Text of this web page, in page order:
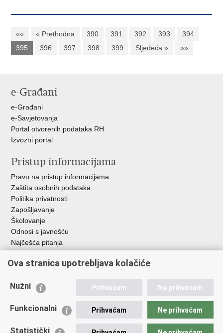
«« « Prethodna 390 391 392 393
394
395
396 397 398 399 Sljedeća » »»
e-Građani
e-Građani
e-Savjetovanja
Portal otvorenih podataka RH
Izvozni portal
Pristup informacijama
Pravo na pristup informacijama
Zaštita osobnih podataka
Politika privatnosti
Zapošljavanje
Školovanje
Odnosi s javnošću
Najčešća pitanja
Važne poveznice
EMN Nacionalna kontaktna točka za Republiku Hrvatsku
Policijska akademija
Ova stranica upotrebljava kolačiće
Nužni Prihvaćam Ne prihvaćam
Funkcionalni Prihvaćam Ne prihvaćam
Statistički